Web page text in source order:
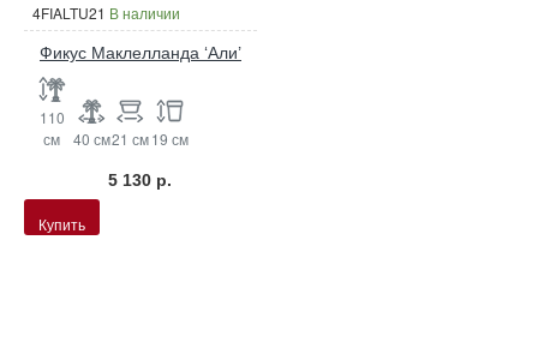
4FIALTU21 В наличии
Фикус Маклелланда ‘Али’
110
см
40 см21 см19 см
5 130 р.
Купить